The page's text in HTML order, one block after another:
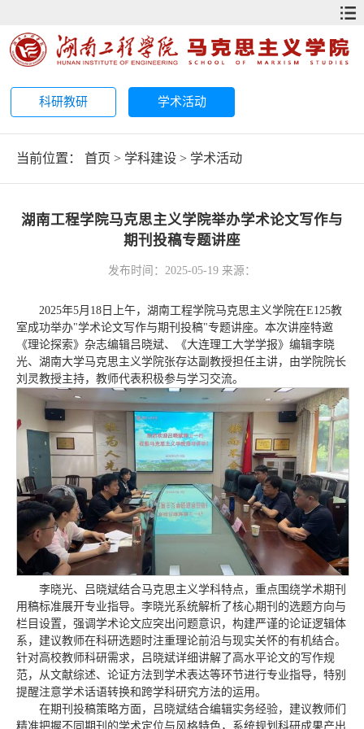
科研教研 学术活动
当前位置： 首页 > 学科建设 > 学术活动
湖南工程学院马克思主义学院举办学术论文写作与
期刊投稿专题讲座
发布时间：2025-05-19 来源：
2025年5月18日上午，湖南工程学院马克思主义学院在E125教
室成功举办"学术论文写作与期刊投稿"专题讲座。本次讲座特邀
《理论探索》杂志编辑吕晓斌、《大连理工大学学报》编辑李晓
光、湖南大学马克思主义学院张存达副教授担任主讲，由学院院长
刘灵教授主持，教师代表积极参与学习交流。
李晓光、吕晓斌结合马克思主义学科特点，重点围绕学术期刊
用稿标准展开专业指导。李晓光系统解析了核心期刊的选题方向与
栏目设置，强调学术论文应突出问题意识，构建严谨的论证逻辑体
系，建议教师在科研选题时注重理论前沿与现实关怀的有机结合。
针对高校教师科研需求，吕晓斌详细讲解了高水平论文的写作规
范，从文献综述、论证方法到学术表达等环节进行专业指导，特别
提醒注意学术话语转换和跨学科研究方法的运用。
在期刊投稿策略方面，吕晓斌结合编辑实务经验，建议教师们
精准把握不同期刊的学术定位与风格特色，系统规划科研成果产出